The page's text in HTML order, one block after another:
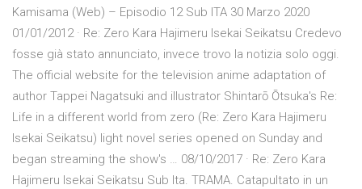
Kamisama (Web) – Episodio 12 Sub ITA 30 Marzo 2020
01/01/2012 · Re: Zero Kara Hajimeru Isekai Seikatsu Credevo
fosse già stato annunciato, invece trovo la notizia solo oggi.
The official website for the television anime adaptation of
author Tappei Nagatsuki and illustrator Shintarō Ōtsuka's Re:
Life in a different world from zero (Re: Zero Kara Hajimeru
Isekai Seikatsu) light novel series opened on Sunday and
began streaming the show's … 08/10/2017 · Re: Zero Kara
Hajimeru Isekai Seikatsu Sub Ita. TRAMA. Catapultato in un